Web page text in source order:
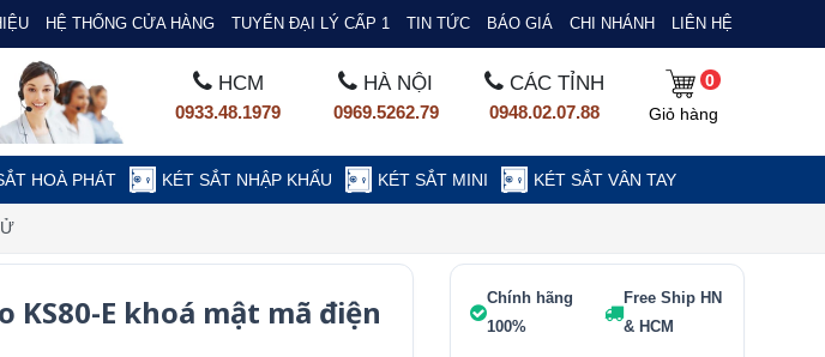
HỆ THỐNG CỬA HÀNG TUYỂN ĐẠI LÝ CẤP 1 TIN TỨC BÁO GIÁ CHI NHÁNH LIÊN HỆ
HCM
0933.48.1979
HÀ NỘI
0969.5262.79
CÁC TỈNH
0948.02.07.88
0
Giỏ hàng
HOÀ PHÁT KÉT SẮT NHẬP KHẨU KÉT SẮT MINI KÉT SẮT VÂN TAY
KS80-E khoá mật mã điện
Chính hãng
100%
Free Ship HN
& HCM